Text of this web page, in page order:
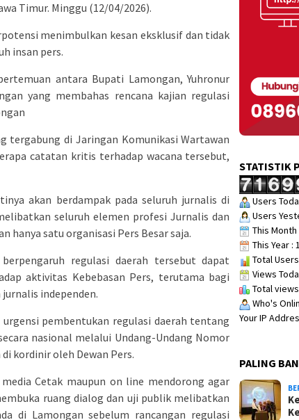
Timur. Minggu (12/04/2026).
menimbulkan kesan eksklusif dan tidak
insan pers.
antara Bupati Lamongan, Yuhronur
yang membahas rencana kajian regulasi
tergabung di Jaringan Komunikasi Wartawan
catatan kritis terhadap wacana tersebut,
akan berdampak pada seluruh jurnalis di
seluruh elemen profesi Jurnalis dan
hanya satu organisasi Pers Besar saja.
regulasi daerah tersebut dapat
aktivitas Kebebasan Pers, terutama bagi
independen.
pembentukan regulasi daerah tentang
nasional melalui Undang-Undang Nomor
kordinir oleh Dewan Pers.
Cetak maupun on line mendorong agar
ruang dialog dan uji publik melibatkan
di Lamongan sebelum rancangan regulasi
STATISTIK
Users
Users
This Month
This Year :
Total
Views
Total
Who's
Your IP
PALING